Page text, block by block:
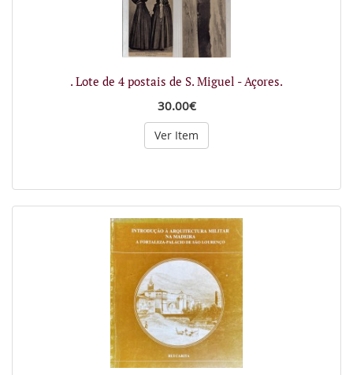
. Lote de 4 postais de S. Miguel - Açores.
30.00€
Ver Item